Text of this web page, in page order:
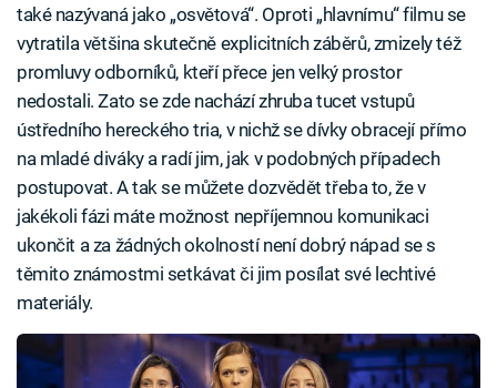
také nazývaná jako „osvětová“. Oproti „hlavnímu“ filmu se
vytratila většina skutečně explicitních záběrů, zmizely též
promluvy odborníků, kteří přece jen velký prostor
nedostali. Zato se zde nachází zhruba tucet vstupů
ústředního hereckého tria, v nichž se dívky obracejí přímo
na mladé diváky a radí jim, jak v podobných případech
postupovat. A tak se můžete dozvědět třeba to, že v
jakékoli fázi máte možnost nepříjemnou komunikaci
ukončit a za žádných okolností není dobrý nápad se s
těmito známostmi setkávat či jim posílat své lechtivé
materiály.